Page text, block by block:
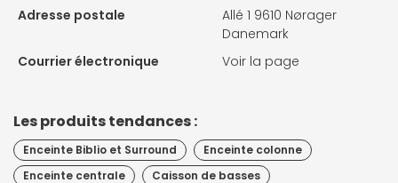
Adresse postale
Allé 1 9610 Nørager
Danemark
Courrier électronique
Voir la page
Les produits tendances :
Enceinte Biblio et Surround
Enceinte colonne
Enceinte centrale
Caisson de basses